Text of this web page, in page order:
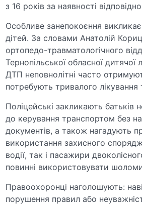
з 16 років за наявності
Особливе занепокоєння
дітей. За словами Анатолій
ортопедо-травматологічного
Тернопільської обласної дитячої
ДТП неповнолітні часто
потребують тривалого лікування
Поліцейські закликають батьків
до керування транспортом без
документів, а також нагадують
використання захисного
водії, так і пасажири
повинні використовувати
Правоохоронці наголошують:
порушення правил або